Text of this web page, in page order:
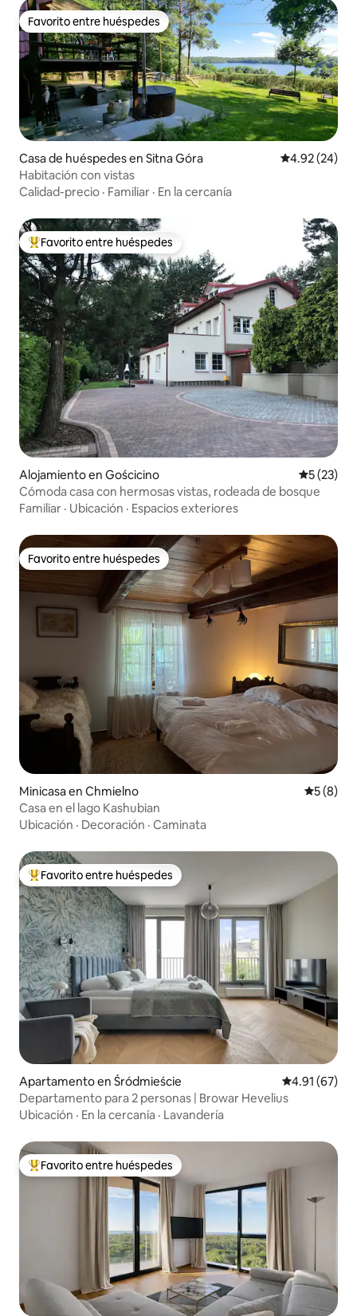
Favorito entre huéspedes
Favorito entre huéspedes
Casa de huéspedes en Sitna Góra Calificación
4.92 (24)
Habitación con vistas
Calidad-precio · Familiar · En la cercanía
Favorito entre huéspedes preferido
Favorito entre huéspedes
Alojamiento en Gościcino
5 (23)
Cómoda casa con hermosas vistas, rodeada de bosque
Familiar · Ubicación · Espacios exteriores
Favorito entre huéspedes
Favorito entre huéspedes
Minicasa en Chmielno
5 (8)
Casa en el lago Kashubian
Ubicación · Decoración · Caminata
Favorito entre huéspedes preferido
Favorito entre huéspedes
Apartamento en Śródmieście Calificación
4.91 (67)
Departamento para 2 personas | Browar Hevelius
Ubicación · En la cercanía · Lavandería
Favorito entre huéspedes preferido
Favorito entre huéspedes